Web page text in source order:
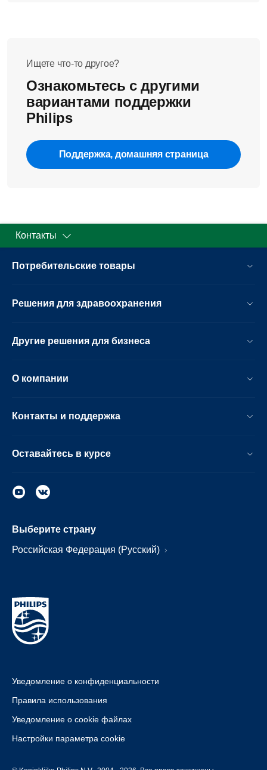
Ищете что-то другое?
Ознакомьтесь с другими
вариантами поддержки
Philips
Поддержка, домашняя страница
Контакты
Потребительские товары
Решения для здравоохранения
Другие решения для бизнеса
О компании
Контакты и поддержка
Оставайтесь в курсе
Выберите страну
Российская Федерация (Русский)
Уведомление о конфиденциальности
Правила использования
Уведомление о cookie файлах
Настройки параметра cookie